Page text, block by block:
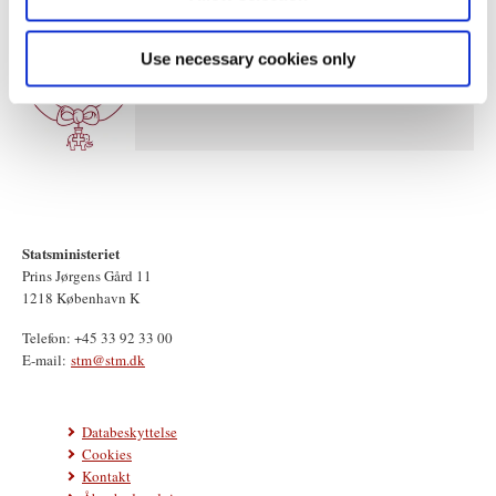
Use necessary cookies only
Statsministeriet
Prins Jørgens Gård 11
1218 København K
Telefon: +45 33 92 33 00
E-mail: stm@stm.dk
Databeskyttelse
Cookies
Kontakt